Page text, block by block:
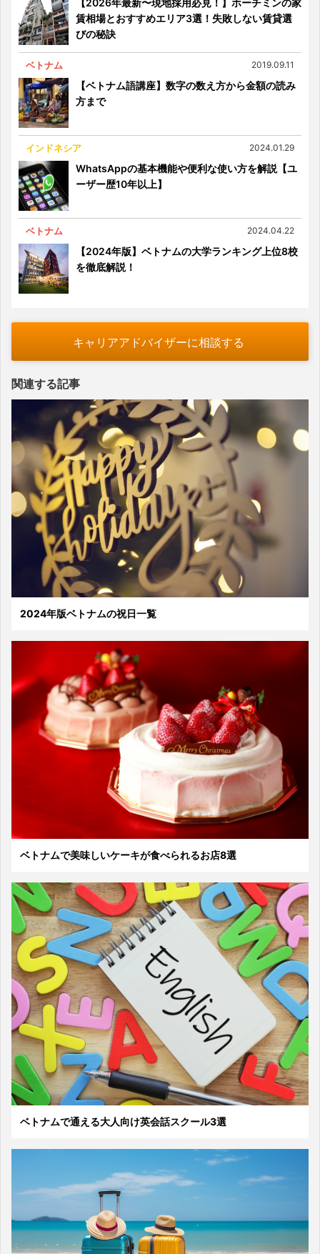
【2026年最新〜現地採用必見！】ホーチミンの家
賃相場とおすすめエリア3選！失敗しない賃貸選
びの秘訣
ベトナム 2019.09.11
【ベトナム語講座】数字の数え方から金額の読み
方まで
インドネシア 2024.01.29
WhatsAppの基本機能や便利な使い方を解説【ユ
ーザー歴10年以上】
ベトナム 2024.04.22
【2024年版】ベトナムの大学ランキング上位8校
を徹底解説！
キャリアアドバイザーに相談する
関連する記事
2024年版ベトナムの祝日一覧
ベトナムで美味しいケーキが食べられるお店8選
ベトナムで通える大人向け英会話スクール3選